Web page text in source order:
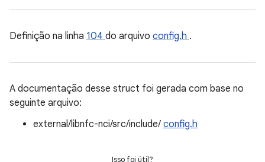
Definição na linha 104 do arquivo config.h .
A documentação desse struct foi gerada com base no
seguinte arquivo:
external/libnfc-nci/src/include/ config.h
Isso foi útil?